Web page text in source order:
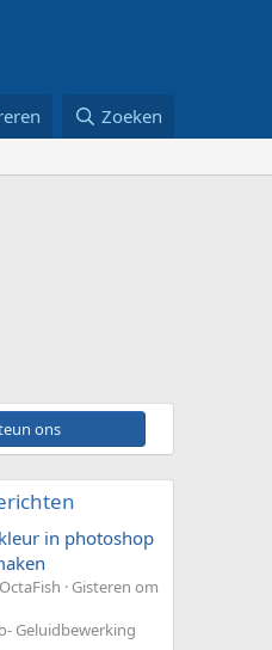
Zoeken
ons
in photoshop
Gisteren om
Geluidbewerking